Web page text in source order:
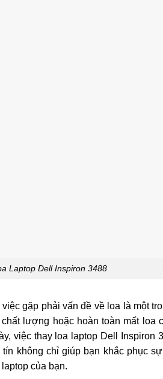
Laptop Dell Inspiron 3488
gặp phải vấn đề về loa là một
lượng hoặc hoàn toàn mất loa
việc thay loa laptop Dell Inspiron
không chỉ giúp bạn khắc phục
của bạn.